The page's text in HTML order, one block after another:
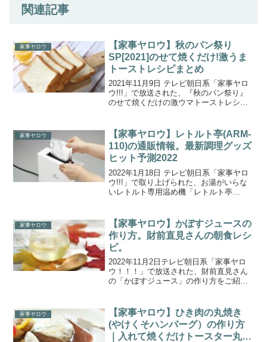
関連記事
家事ヤロウ
【家事ヤロウ】秋のパン祭り
SP[2021]のせて焼くだけ!激うま
トーストレシピまとめ
2021年11月9日 テレビ朝日系「家事ヤロ
ウ!!!」で放送された、『秋のパン祭り』
のせて焼くだけの激ウマトーストレシピ4
り！』。コンビニで買える食材を使っ
て、4種のチーズ...
家事ヤロウ
【家事ヤロウ】レトルト亭(ARM-
110)の通販情報。最新調理グッズ
ヒット予測2022
2022年1月18日 テレビ朝日系「家事ヤロ
ウ!!!」で取り上げられた、お湯がいらな
いレトルト専用温め機「レトルト亭
年流行りそうな最新調理グッズを家で予
測しても...
家事ヤロウ
【家事ヤロウ】かぼすジュースの
作り方。財前直見さんの朝食レシ
ピ。
2022年11月2日テレビ朝日系「家事ヤロ
ウ！！！」で放送された、財前直見さん
の「かぼすジュース」の作り方をご紹介
は豪華芸能人の「朝」に特化！普段見ら
れない朝食レシ...
家事ヤロウ
【家事ヤロウ】ひき肉の丸焼き
(やけくそハンバーグ）の作り方
｜入れて焼くだけトースター丸焼